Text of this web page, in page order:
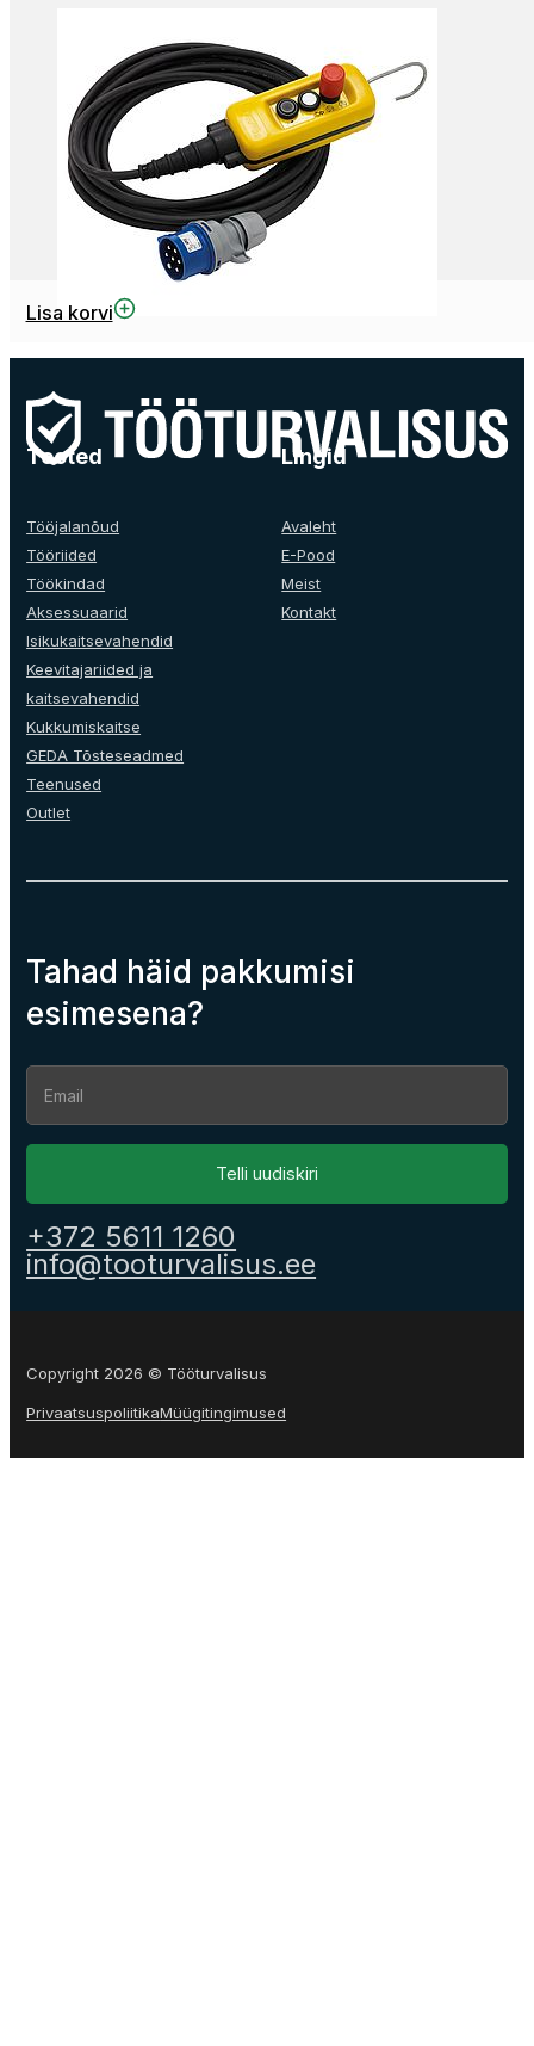
Lisa korvi
Tooted
Tööjalanõud
Tööriided
Töökindad
Aksessuaarid
Isikukaitsevahendid
Keevitajariided ja
kaitsevahendid
Kukkumiskaitse
GEDA Tõsteseadmed
Teenused
Outlet
Lingid
Avaleht
E-Pood
Meist
Kontakt
Tahad häid pakkumisi
esimesena?
Section
Telli uudiskiri
+372 5611 1260
info@tooturvalisus.ee
Copyright 2026 © Tööturvalisus
PrivaatsuspoliitikaMüügitingimused